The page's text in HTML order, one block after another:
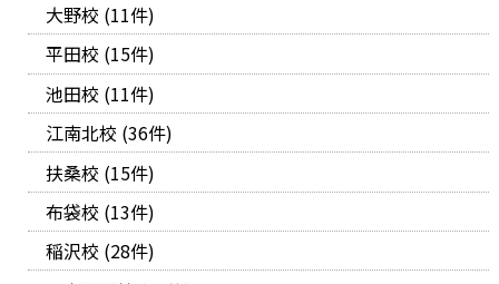
大野校 (11件)
平田校 (15件)
池田校 (11件)
江南北校 (36件)
扶桑校 (15件)
布袋校 (13件)
稲沢校 (28件)